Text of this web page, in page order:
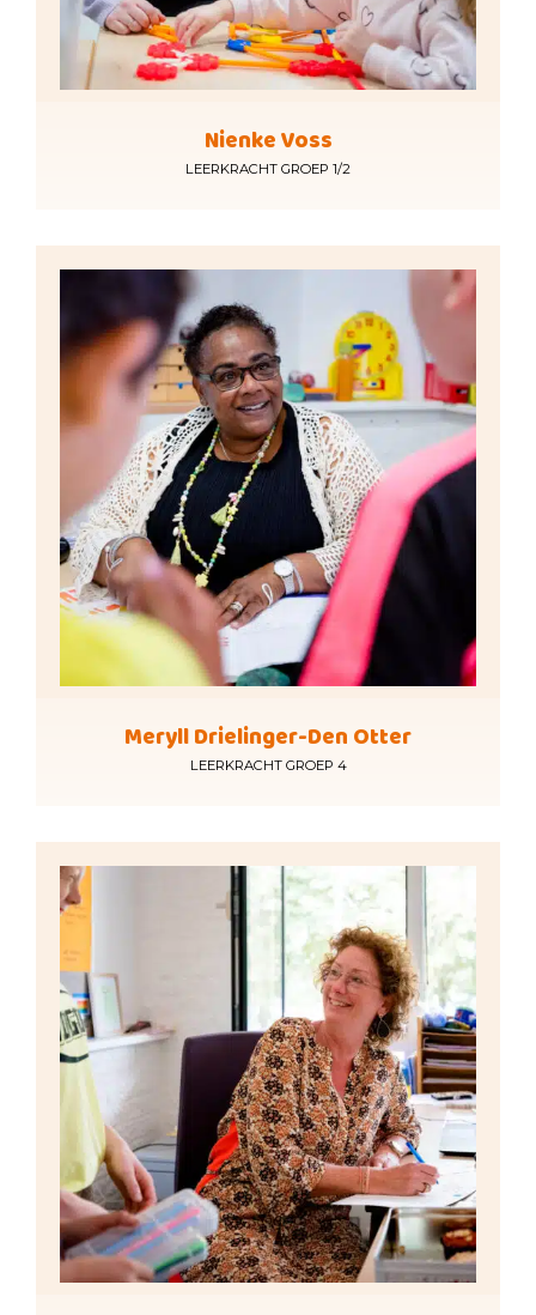
Nienke Voss
LEERKRACHT GROEP 1/2
Meryll Drielinger-Den Otter
LEERKRACHT GROEP 4